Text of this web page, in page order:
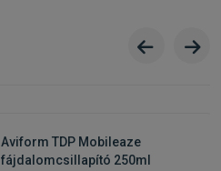
Aviform TDP Mobileaze
fájdalomcsillapító 250ml